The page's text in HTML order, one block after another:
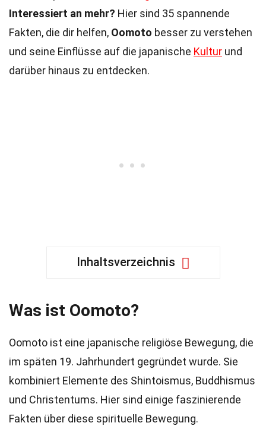
Interessiert an mehr? Hier sind 35 spannende
Fakten, die dir helfen, Oomoto besser zu verstehen
und seine Einflüsse auf die japanische Kultur und
darüber hinaus zu entdecken.
Inhaltsverzeichnis
Was ist Oomoto?
Oomoto ist eine japanische religiöse Bewegung, die
im späten 19. Jahrhundert gegründet wurde. Sie
kombiniert Elemente des Shintoismus, Buddhismus
und Christentums. Hier sind einige faszinierende
Fakten über diese spirituelle Bewegung.